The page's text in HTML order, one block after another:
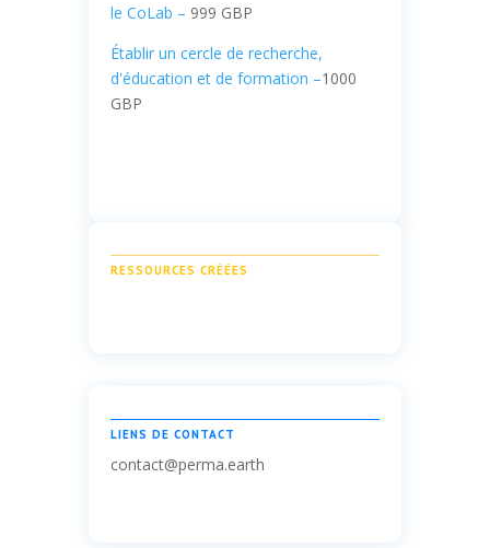
le CoLab – 999 GBP
Établir un cercle de recherche,
d'éducation et de formation –1000
GBP
RESSOURCES CRÉÉES
LIENS DE CONTACT
contact@perma.earth